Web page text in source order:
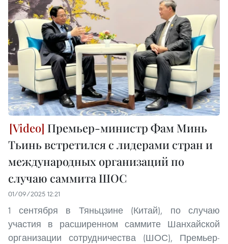
Премьер-министр Фам Минь
Тьинь встретился с лидерами стран и
международных организаций по
случаю саммита ШОС
01/09/2025 12:21
1 сентября в Тяньцзине (Китай), по случаю
участия в расширенном саммите Шанхайской
организации сотрудничества (ШОС), Премьер-